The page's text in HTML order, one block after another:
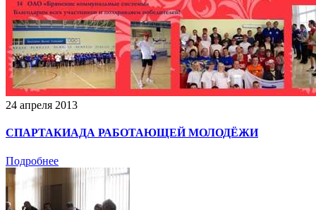
24 апреля 2013
СПАРТАКИАДА РАБОТАЮЩЕЙ МОЛОДЁЖИ
Подробнее